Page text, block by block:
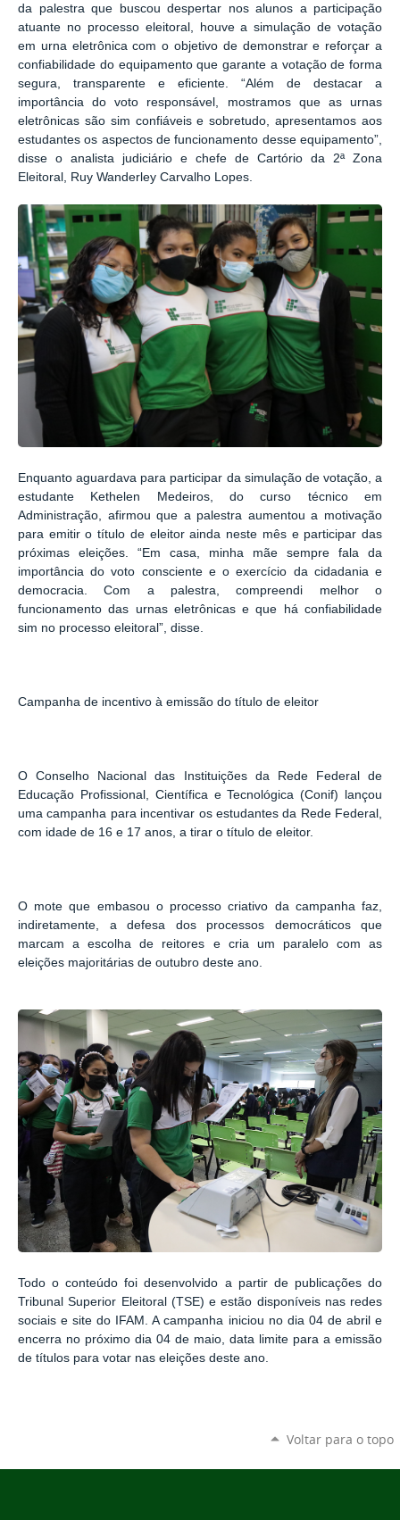
da palestra que buscou despertar nos alunos a participação
atuante no processo eleitoral, houve a simulação de votação
em urna eletrônica com o objetivo de demonstrar e reforçar a
confiabilidade do equipamento que garante a votação de forma
segura, transparente e eficiente. “Além de destacar a
importância do voto responsável, mostramos que as urnas
eletrônicas são sim confiáveis e sobretudo, apresentamos aos
estudantes os aspectos de funcionamento desse equipamento”,
disse o analista judiciário e chefe de Cartório da 2ª Zona
Eleitoral, Ruy Wanderley Carvalho Lopes.
Enquanto aguardava para participar da simulação de votação, a
estudante Kethelen Medeiros, do curso técnico em
Administração, afirmou que a palestra aumentou a motivação
para emitir o título de eleitor ainda neste mês e participar das
próximas eleições. “Em casa, minha mãe sempre fala da
importância do voto consciente e o exercício da cidadania e
democracia. Com a palestra, compreendi melhor o
funcionamento das urnas eletrônicas e que há confiabilidade
sim no processo eleitoral”, disse.
Campanha de incentivo à emissão do título de eleitor
O Conselho Nacional das Instituições da Rede Federal de
Educação Profissional, Científica e Tecnológica (Conif) lançou
uma campanha para incentivar os estudantes da Rede Federal,
com idade de 16 e 17 anos, a tirar o título de eleitor.
O mote que embasou o processo criativo da campanha faz,
indiretamente, a defesa dos processos democráticos que
marcam a escolha de reitores e cria um paralelo com as
eleições majoritárias de outubro deste ano.
Todo o conteúdo foi desenvolvido a partir de publicações do
Tribunal Superior Eleitoral (TSE) e estão disponíveis nas redes
sociais e site do IFAM. A campanha iniciou no dia 04 de abril e
encerra no próximo dia 04 de maio, data limite para a emissão
de títulos para votar nas eleições deste ano.
Voltar para o topo